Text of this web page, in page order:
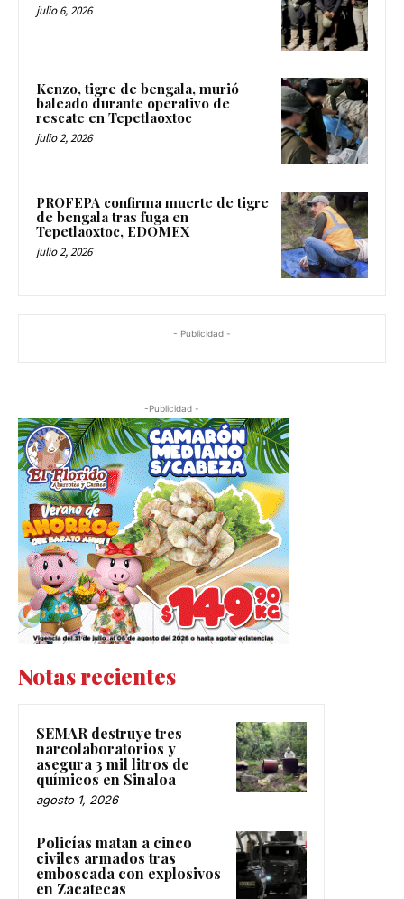
julio 6, 2026
Kenzo, tigre de bengala, murió
baleado durante operativo de
rescate en Tepetlaoxtoc
julio 2, 2026
PROFEPA confirma muerte de tigre
de bengala tras fuga en
Tepetlaoxtoc, EDOMEX
julio 2, 2026
- Publicidad -
-Publicidad -
Notas recientes
SEMAR destruye tres
narcolaboratorios y
asegura 3 mil litros de
químicos en Sinaloa
agosto 1, 2026
Policías matan a cinco
civiles armados tras
emboscada con explosivos
en Zacatecas